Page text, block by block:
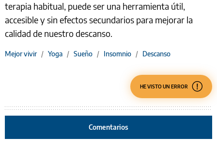
terapia habitual, puede ser una herramienta útil,
accesible y sin efectos secundarios para mejorar la
calidad de nuestro descanso.
Mejor vivir / Yoga / Sueño / Insomnio / Descanso
HE VISTO UN ERROR
Comentarios